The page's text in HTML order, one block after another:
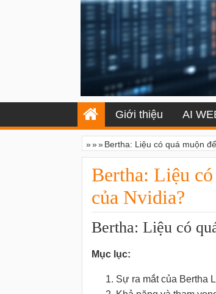
Giới thiệu AI
»»»Bertha: Liệu có quá muộn
Bertha: Liệu
của Nvidia?
Bertha: Liệu có
Mục lục:
Sự ra mắt của Bertha